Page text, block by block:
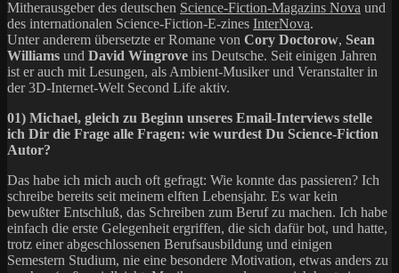
Mitherausgeber des deutschen Science-Fiction-Magazins Nova und
des internationalen Science-Fiction-E-zines InterNova.
Unter anderem übersetzte er Romane von Cory Doctorow, Sean
Williams und David Wingrove ins Deutsche. Seit einigen Jahren
ist er auch mit Lesungen, als Ambient-Musiker und Veranstalter in
der 3D-Internet-Welt Second Life aktiv.
01) Michael, gleich zu Beginn unseres Email-Interviews stelle
ich Dir die Frage alle Fragen: wie wurdest Du Science-Fiction
Autor?
Das habe ich mich auch oft gefragt: Wie konnte das passieren? Ich
schreibe bereits seit meinem elften Lebensjahr. Es war kein
bewußter Entschluß, das Schreiben zum Beruf zu machen. Ich habe
einfach die erste Gelegenheit ergriffen, die sich dafür bot, und hatte,
trotz einer abgeschlossenen Berufsausbildung und einigen
Semestern Studium, nie eine besondere Motivation, etwas anders zu